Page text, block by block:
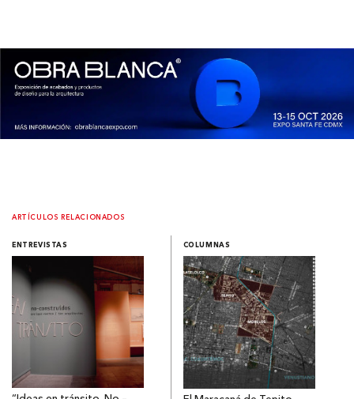
ARTÍCULOS RELACIONADOS
ENTREVISTAS COLUMNAS